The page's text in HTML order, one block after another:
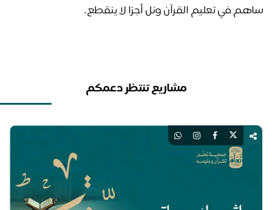
في تعليم القرآن ونل أجرًا لا ينقطع.
مشاريع تنتظر دعمكم